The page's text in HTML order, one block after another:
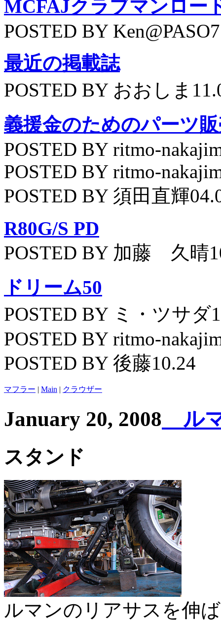
MCFAJクラブマンロー
POSTED BY
最近の掲載誌
POSTED BY おおしま
義援金のためのパーツ
POSTED BY ritmo-
POSTED BY ritmo-
POSTED BY 須田直輝
R80G/S PD
POSTED BY 加藤 久晴
ドリーム50
POSTED BY ミ・ツサダ
POSTED BY ritmo-
POSTED BY 後藤10.24
マフラー | Main | クラウザー
January 20, 2008 ル
スタンド
ルマンのリアサスを伸